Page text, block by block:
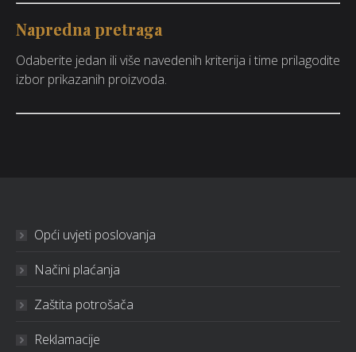
Napredna pretraga
Odaberite jedan ili više navedenih kriterija i time prilagodite
izbor prikazanih proizvoda.
Opći uvjeti poslovanja
Načini plaćanja
Zaštita potrošača
Reklamacije